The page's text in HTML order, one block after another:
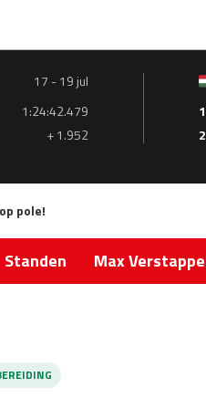
17 - 19 jul
1:24:42.479
+ 1.952
pole!
Standen Max